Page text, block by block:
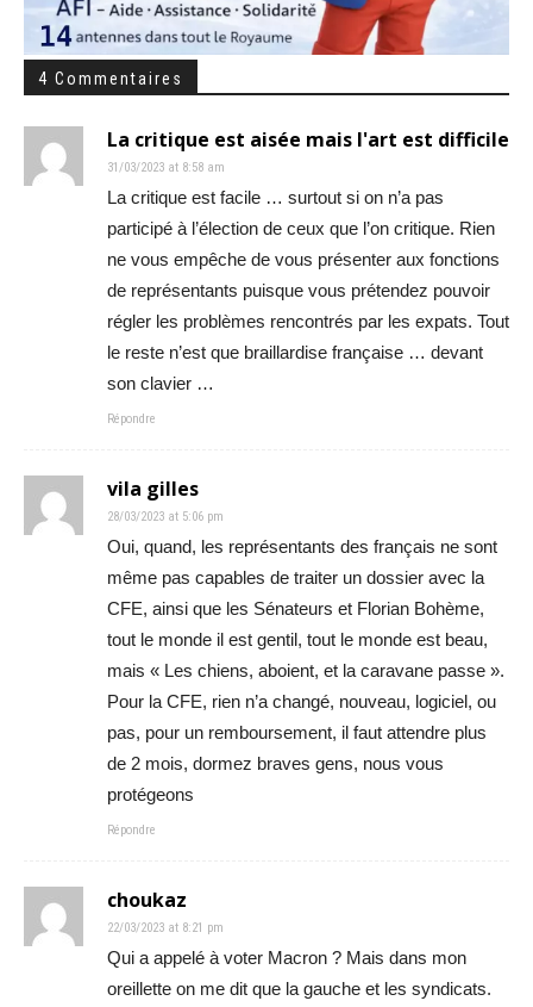
4 Commentaires
La critique est aisée mais l'art est difficile
31/03/2023 at 8:58 am
La critique est facile … surtout si on n’a pas
participé à l’élection de ceux que l’on critique. Rien
ne vous empêche de vous présenter aux fonctions
de représentants puisque vous prétendez pouvoir
régler les problèmes rencontrés par les expats. Tout
le reste n’est que braillardise française … devant
son clavier …
Répondre
vila gilles
28/03/2023 at 5:06 pm
Oui, quand, les représentants des français ne sont
même pas capables de traiter un dossier avec la
CFE, ainsi que les Sénateurs et Florian Bohème,
tout le monde il est gentil, tout le monde est beau,
mais « Les chiens, aboient, et la caravane passe ».
Pour la CFE, rien n’a changé, nouveau, logiciel, ou
pas, pour un remboursement, il faut attendre plus
de 2 mois, dormez braves gens, nous vous
protégeons
Répondre
choukaz
22/03/2023 at 8:21 pm
Qui a appelé à voter Macron ? Mais dans mon
oreillette on me dit que la gauche et les syndicats.